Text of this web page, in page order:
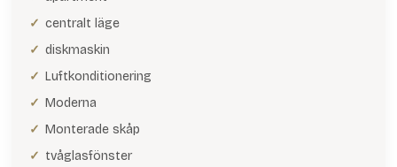
centralt läge
diskmaskin
Luftkonditionering
Moderna
Monterade skåp
tvåglasfönster